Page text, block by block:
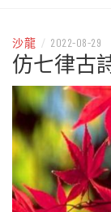
沙龍 / 2022-08-29
仿七律古